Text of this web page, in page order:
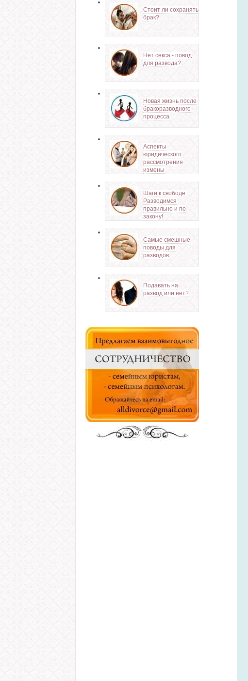
Стоит ли сохранять
брак?
Нет секса - повод
для развода?
Новая жизнь после
бракоразводного
процесса
Аспекты
юридического
рассмотрения
измены
Шаги к свободе.
Разводимся
правильно и по
закону!
Самые смешные
поводы для
разводов
Подавать на
развод или нет?